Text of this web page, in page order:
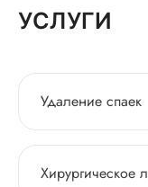
УСЛУГИ
Удаление спаек
Хирургическое